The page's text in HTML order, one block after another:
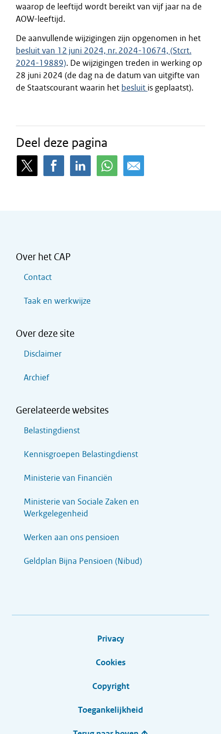
waarop de leeftijd wordt bereikt van vijf jaar na de
AOW-leeftijd.
De aanvullende wijzigingen zijn opgenomen in het
besluit van 12 juni 2024, nr. 2024-10674, (Stcrt.
2024-19889). De wijzigingen treden in werking op
28 juni 2024 (de dag na de datum van uitgifte van
de Staatscourant waarin het besluit is geplaatst).
Deel deze pagina
Over het CAP
Contact
Taak en werkwijze
Over deze site
Disclaimer
Archief
Gerelateerde websites
Belastingdienst
Kennisgroepen Belastingdienst
Ministerie van Financiën
Ministerie van Sociale Zaken en
Werkgelegenheid
Werken aan ons pensioen
Geldplan Bijna Pensioen (Nibud)
Privacy
Cookies
Copyright
Toegankelijkheid